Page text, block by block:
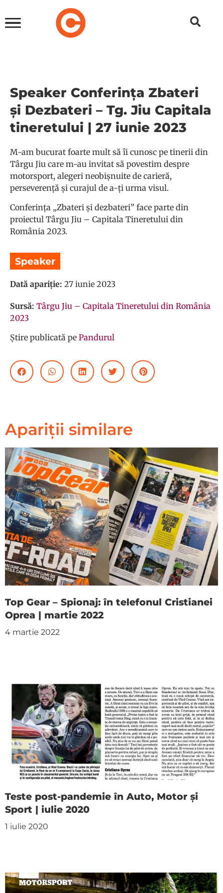
Speaker Conferința Zbateri
și Dezbateri – Tg. Jiu Capitala
tineretului | 27 iunie 2023
M-am bucurat foarte mult să îi cunosc pe tinerii din
Târgu Jiu care m-au invitat să povestim despre
motorsport, alegeri neobișnuite de carieră,
perseverență și curajul de a-ți urma visul.
Conferința „Zbateri și dezbateri” face parte din
proiectul Târgu Jiu – Capitala Tineretului din
România 2023.
Speaker
Dată apariție: 27 iunie 2023
Sursă: Târgu Jiu – Capitala Tineretului din România
2023
Știre publicată pe Pandurul
Apariții similare
Top Gear – Spionaj: în telefonul Cristianei
Oprea | martie 2022
4 martie 2022
Teste post-pandemie în Auto, Motor și
Sport | iulie 2020
1 iulie 2020